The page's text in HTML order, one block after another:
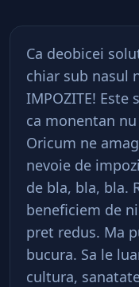
Ca deobicei
chiar sub nasul
IMPOZITE!
ca monentan
Oricum ne
nevoie de
de bla, bla, bla.
beneficiem de
pret redus. Ma
bucura. Sa le
cultura,